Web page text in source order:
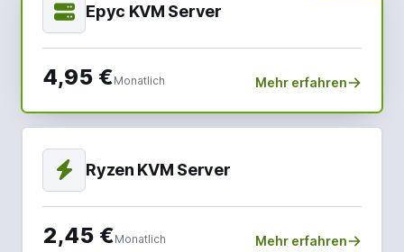
Epyc KVM Server
4,95 €Monatlich Mehr erfahren
Ryzen KVM Server
2,45 €Monatlich Mehr erfahren